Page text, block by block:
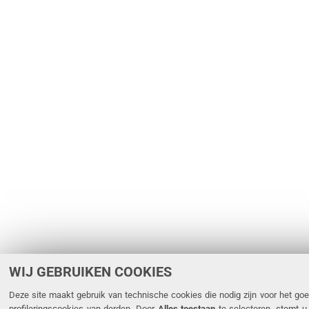
WIJ GEBRUIKEN COOKIES
Deze site maakt gebruik van technische cookies die nodig zijn voor het